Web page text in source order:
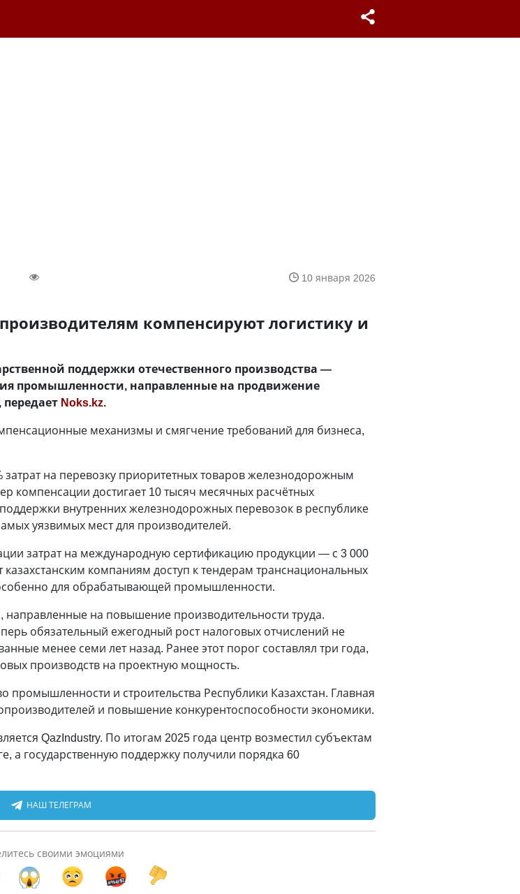
10 января 2026
производителям компенсируют логистику и
поддержки отечественного производства —
промышленности, направленные на продвижение
Noks.kz.
механизмы и смягчение требований для бизнеса,
на перевозку приоритетных товаров железнодорожным
компенсации достигает 10 тысяч месячных расчётных
внутренних железнодорожных перевозок в республике
уязвимых мест для производителей.
затрат на международную сертификацию продукции — с 3 000
компаниям доступ к тендерам транснациональных
для обрабатывающей промышленности.
на повышение производительности труда.
обязательный ежегодный рост налоговых отчислений не
менее семи лет назад. Ранее этот порог составлял три года,
производств на проектную мощность.
и строительства Республики Казахстан. Главная
и повышение конкурентоспособности экономики.
QazIndustry. По итогам 2025 года центр возместил субъектам
а государственную поддержку получили порядка 60
НАШ ТЕЛЕГРАМ
своими эмоциями